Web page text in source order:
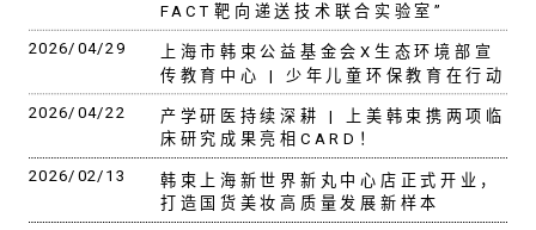
FACT靶向递送技术联合实验室”
2026/04/29 上海市韩束公益基金会X生态环境部宣
传教育中心 | 少年儿童环保教育在行动
2026/04/22
产学研医持续深耕 | 上美韩束携两项临
床研究成果亮相CARD！
2026/02/13 韩束上海新世界新丸中心店正式开业，
打造国货美妆高质量发展新样本